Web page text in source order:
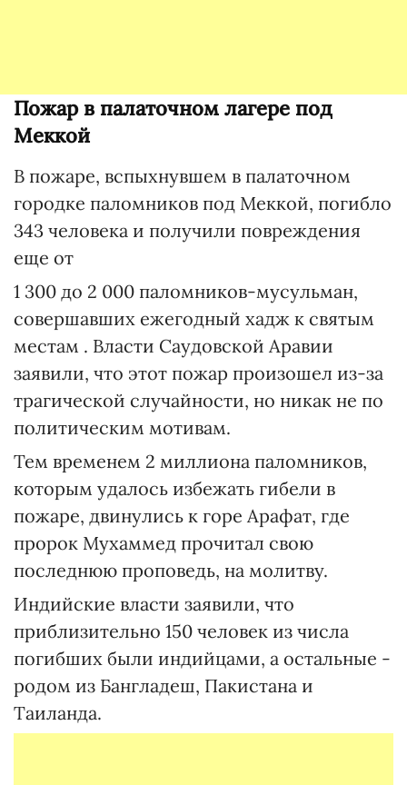
Пожар в палаточном лагере под
Меккой
В пожаре, вспыхнувшем в палаточном
городке паломников под Меккой, погибло
343 человека и получили повреждения
еще от
1 300 до 2 000 паломников-мусульман,
совершавших ежегодный хадж к святым
местам . Власти Саудовской Аравии
заявили, что этот пожар произошел из-за
трагической случайности, но никак не по
политическим мотивам.
Тем временем 2 миллиона паломников,
которым удалось избежать гибели в
пожаре, двинулись к горе Арафат, где
пророк Мухаммед прочитал свою
последнюю проповедь, на молитву.
Индийские власти заявили, что
приблизительно 150 человек из числа
погибших были индийцами, а остальные -
родом из Бангладеш, Пакистана и
Таиланда.